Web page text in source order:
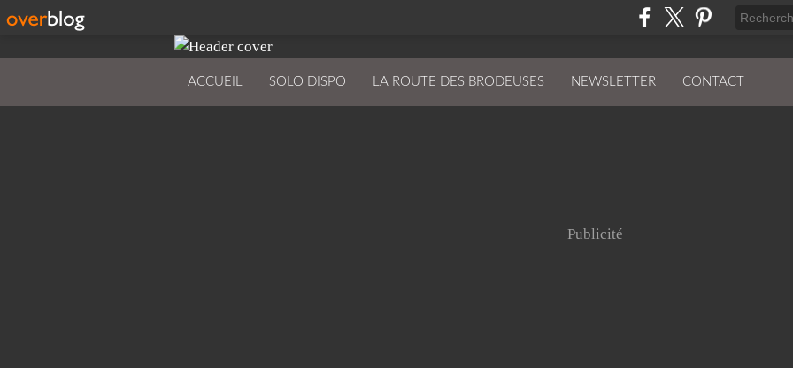
ACCUEIL SOLO DISPO LA ROUTE DES BRODEUSES NEWSLETTER CONTACT
Publicité